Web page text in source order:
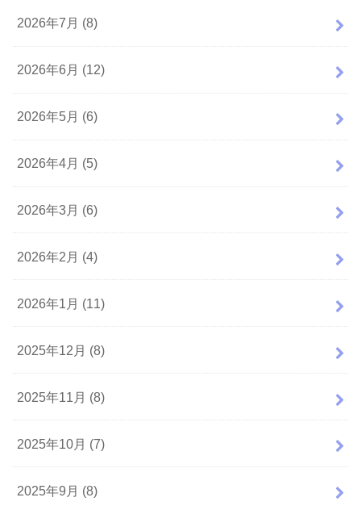
2026年7月 (8)
2026年6月 (12)
2026年5月 (6)
2026年4月 (5)
2026年3月 (6)
2026年2月 (4)
2026年1月 (11)
2025年12月 (8)
2025年11月 (8)
2025年10月 (7)
2025年9月 (8)